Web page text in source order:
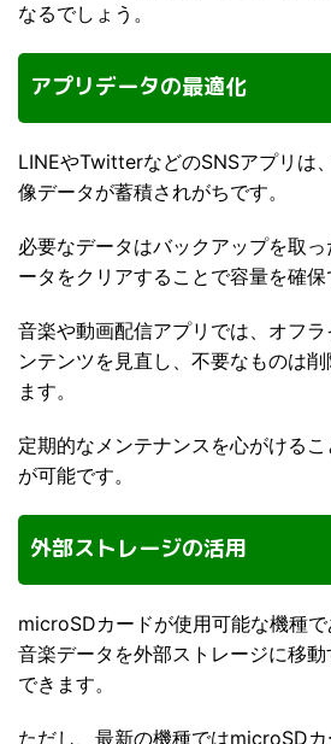
なるでしょう。
アプリデータの最適化
LINEやTwitterなどのSNSアプリは
像データが蓄積されがちです。
必要なデータはバックアップを取
ータをクリアすることで容量を確保
音楽や動画配信アプリでは、オフ
ンテンツを見直し、不要なものは
ます。
定期的なメンテナンスを心がける
が可能です。
外部ストレージの活用
microSDカードが使用可能な機種で
音楽データを外部ストレージに移
できます。
ただし、最新の機種ではmicroSD